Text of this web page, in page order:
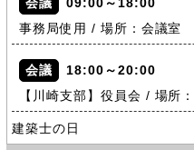
事務局使用 / 場所：会議室
会議
18:00～20:00
【川崎支部】役員会 / 場所
建築士の日